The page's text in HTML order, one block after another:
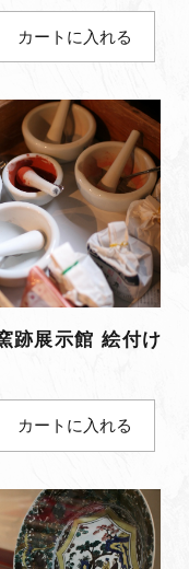
カート
跡展示館 絵付け
カート